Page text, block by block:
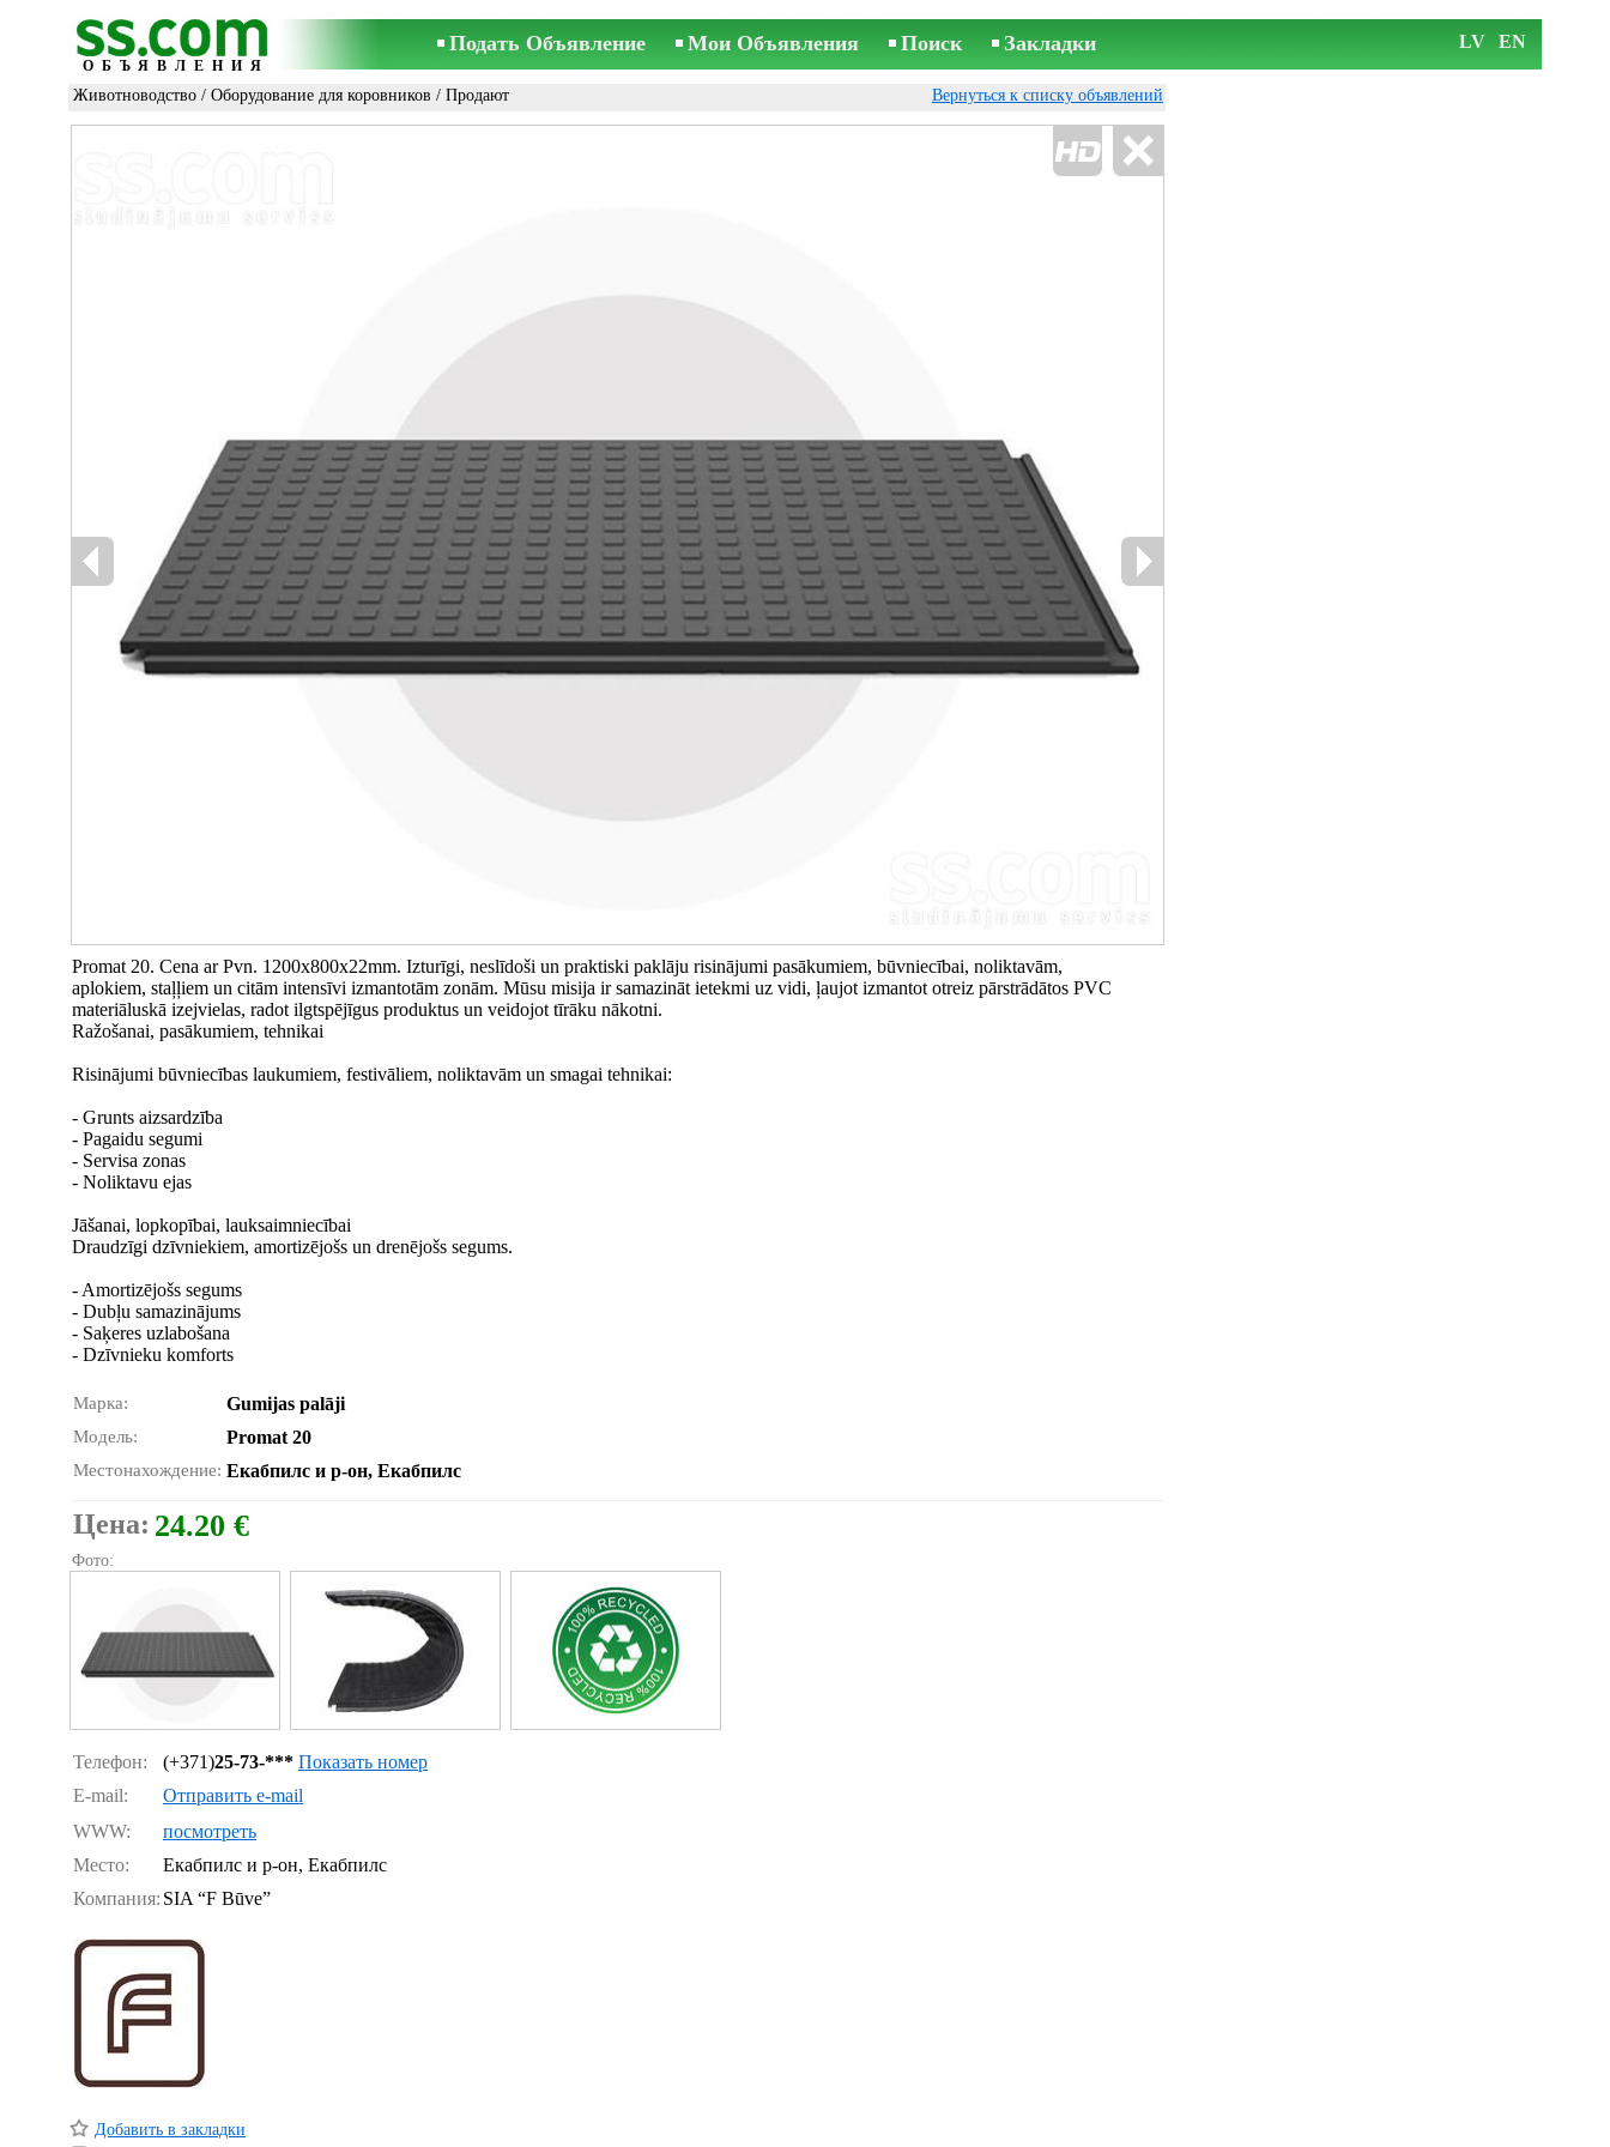
ОБЪЯВЛЕНИЯ
Подать Объявление Мои Объявления Поиск Закладки LV EN
Животноводство / Оборудование для коровников / Продают Вернуться к списку объявлений
Promat 20. Cena ar Pvn. 1200x800x22mm. Izturīgi, neslīdoši un praktiski paklāju risinājumi pasākumiem, būvniecībai, noliktavām,
aplokiem, staļļiem un citām intensīvi izmantotām zonām. Mūsu misija ir samazināt ietekmi uz vidi, ļaujot izmantot otreiz pārstrādātos PVC
materiāluskā izejvielas, radot ilgtspējīgus produktus un veidojot tīrāku nākotni.
Ražošanai, pasākumiem, tehnikai
Risinājumi būvniecības laukumiem, festivāliem, noliktavām un smagai tehnikai:
- Grunts aizsardzība
- Pagaidu segumi
- Servisa zonas
- Noliktavu ejas
Jāšanai, lopkopībai, lauksaimniecībai
Draudzīgi dzīvniekiem, amortizējošs un drenējošs segums.
- Amortizējošs segums
- Dubļu samazinājums
- Saķeres uzlabošana
- Dzīvnieku komforts
Марка: Gumijas palāji
Модель: Promat 20
Местонахождение: Екабпилс и р-он, Екабпилс
Цена: 24.20 €
Фото:
Телефон: (+371)25-73-*** Показать номер
E-mail:
Отправить e-mail
WWW:
посмотреть
Место:
Екабпилс и р-он, Екабпилс
Компания: SIA “F Būve”
Добавить в закладки